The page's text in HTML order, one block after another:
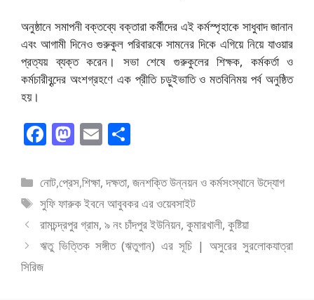
অনুষ্ঠানে সমাপনী বক্তব্যে বক্তারা কর্মীদের এই কর্মস্পৃহাকে সাধুবাদ জানান
এবং আগামী দিনেও গুরুকুল পরিবারকে সামনের দিকে এগিয়ে নিয়ে যাওয়ার
প্রত্যয় ব্যক্ত করেন। সভা শেষে গুরুকুলের শিক্ষক, কর্মকর্তা ও
কর্মচারীবৃন্দের অংশগ্রহণে এক প্রীতি চড়ুইভাতি ও মতবিনিময় পর্ব অনুষ্ঠিত
হয়।
F
e
b
o
o
M
to
d
o
n
E
ai
l
ar
e
বিভাগ
সমূহ
নোট,প্রেস,শিক্ষা, দক্ষতা, জনশক্তি উন্নয়ন ও কর্মসংস্থানে উদ্যোগ
ট্যাগ
সমূহ
সুফি ফারুক ইবনে আবুবকর এর ওয়েবসাইট
রামচন্দ্রপুর গ্রাম, ৯ নং চাঁদপুর ইউনিয়ন, কুমারখালী, কুষ্টিয়া
ঋতু ভিত্তিক সঙ্গীত (ঋতুগান) এর সূচি | অসুরের সুরলোকযাত্রা
সিরিজ